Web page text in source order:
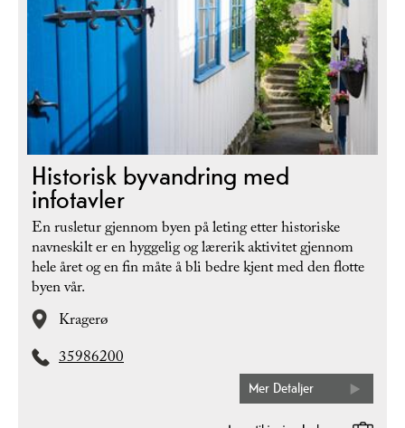
Historisk byvandring med
infotavler
En rusletur gjennom byen på leting etter historiske
navneskilt er en hyggelig og lærerik aktivitet gjennom
hele året og en fin måte å bli bedre kjent med den flotte
byen vår.
Kragerø
35986200
Mer Detaljer